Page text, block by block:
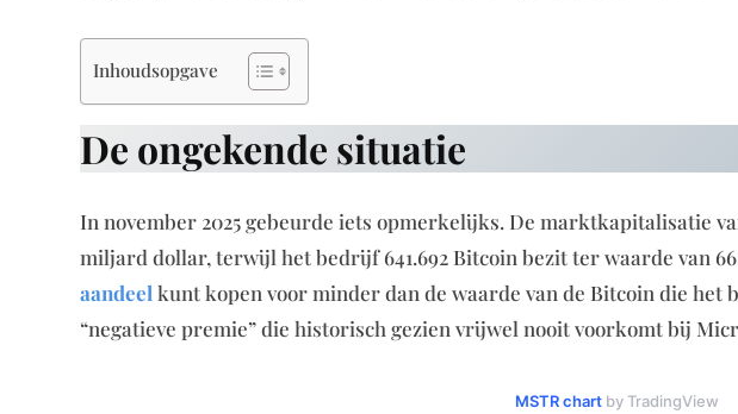
Inhoudsopgave
De ongekende situatie
In november 2025 gebeurde iets opmerkelijks. De marktkapitalisatie
miljard dollar, terwijl het bedrijf 641.692 Bitcoin bezit ter waarde van
aandeel kunt kopen voor minder dan de waarde van de Bitcoin die het
“negatieve premie” die historisch gezien vrijwel nooit voorkomt bij
MSTR chartby TradingView